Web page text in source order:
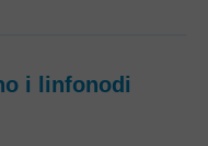
i linfonodi